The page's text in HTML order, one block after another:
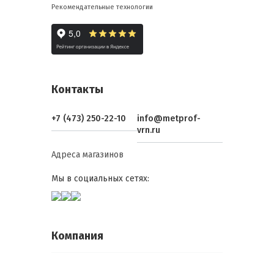
Рекомендательные технологии
Контакты
+7 (473) 250-22-10
info@metprof-
vrn.ru
Адреса магазинов
Мы в социальных сетях:
Компания